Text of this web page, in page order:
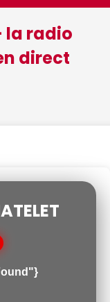
la radio
direct